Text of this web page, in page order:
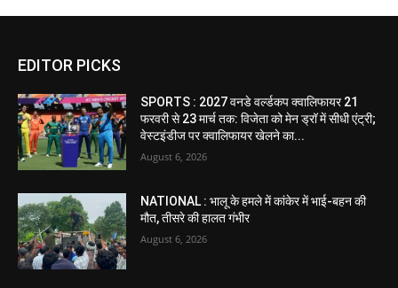
EDITOR PICKS
SPORTS : 2027 वनडे वर्ल्डकप क्वालिफायर 21
फरवरी से 23 मार्च तक: विजेता को मेन ड्रॉ में सीधी एंट्री;
वेस्टइंडीज पर क्वालिफायर खेलने का...
August 6, 2026
NATIONAL : भालू के हमले में कांकेर में भाई-बहन की
मौत, तीसरे की हालत गंभीर
August 6, 2026